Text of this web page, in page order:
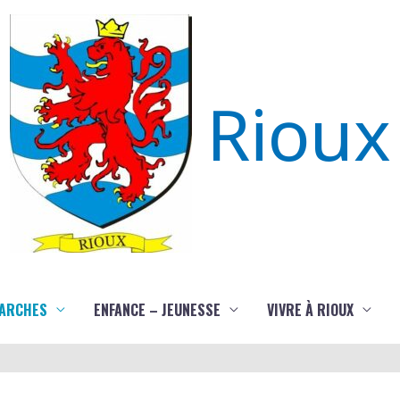
Rioux
ENFANCE – JEUNESSE VIVRE À RIOUX